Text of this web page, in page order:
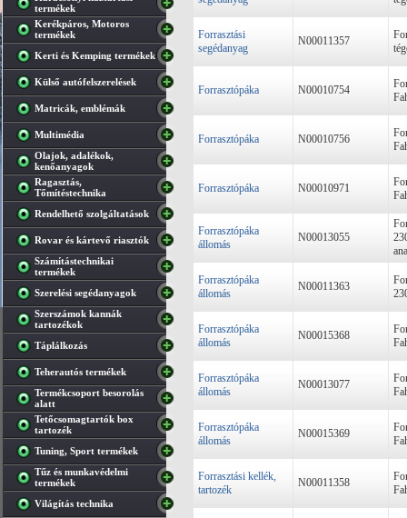
termékek
Kerékpáros, Motoros
termékek
Kerti és Kemping termékek
Külső autófelszerelések
Matricák, emblémák
Multimédia
Olajok, adalékok,
kenőanyagok
Ragasztás,
Tőmítéstechnika
Rendelhető szolgáltatások
Rovar és kártevő riasztók
Számítástechnikai
termékek
Szerelési segédanyagok
Szerszámok kannák
tartozékok
Táplálkozás
Teherautós termékek
Termékcsoport besorolás
alatt
Tetőcsomagtartók box
tartozék
Tuning, Sport termékek
Tűz és munkavédelmi
termékek
Világítás technika
Forrasztási
segédanyag
N00011357
Forrasztópáka N00010754
Forrasztópáka N00010756
Forrasztópáka N00010971
Forrasztópáka
állomás
N00013055
Forrasztópáka
állomás
N00011363
Forrasztópáka
állomás
N00015368
Forrasztópáka
állomás
N00013077
Forrasztópáka
állomás
N00015369
Forrasztási kellék,
tartozék
N00011358